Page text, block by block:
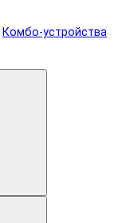
Комбо-устройства